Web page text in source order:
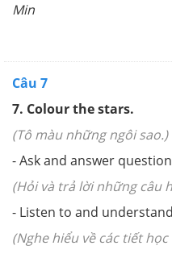
Min
Câu 7
7. Colour the stars.
(Tô màu những ngôi sao.)
- Ask and answer
(Hỏi và trả lời những câu
- Listen to and
(Nghe hiểu về các tiết